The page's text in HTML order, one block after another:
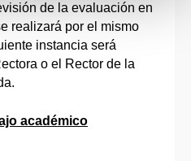
de la evaluación en
realizará por el mismo
instancia será
o el Rector de la
académico